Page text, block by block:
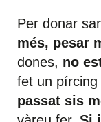
Per donar
més, pesar
dones, no
fet un pírcing
passat sis